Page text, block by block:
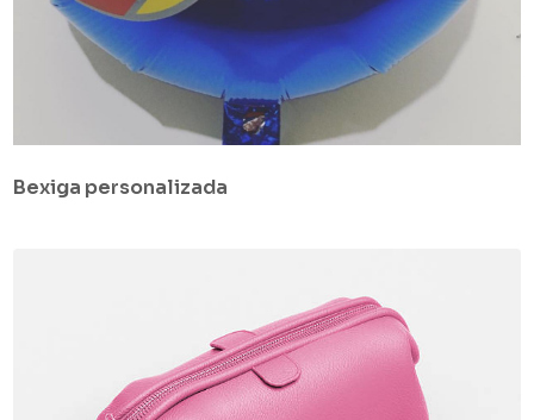
Bexiga personalizada